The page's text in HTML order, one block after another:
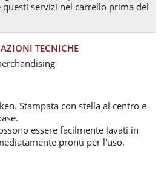
questi servizi nel carrello prima del
TECNICHE
Stampata con stella al centro e
essere facilmente lavati in
pronti per l'uso.